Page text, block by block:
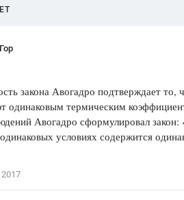
закона Авогадро подтверждает то,
одинаковым термическим
Авогадро сформулировал
условиях содержится